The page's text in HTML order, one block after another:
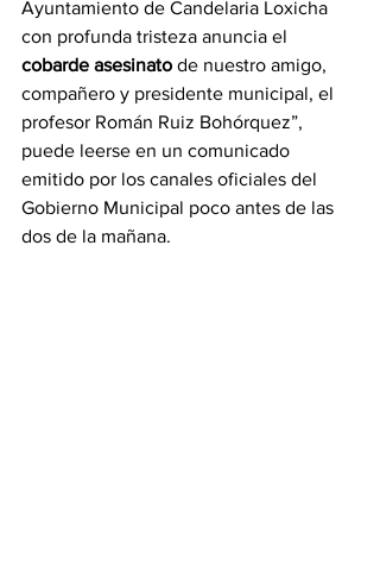
Ayuntamiento de Candelaria Loxicha
con profunda tristeza anuncia el
cobarde asesinato de nuestro amigo,
compañero y presidente municipal, el
profesor Román Ruiz Bohórquez”,
puede leerse en un comunicado
emitido por los canales oficiales del
Gobierno Municipal poco antes de las
dos de la mañana.